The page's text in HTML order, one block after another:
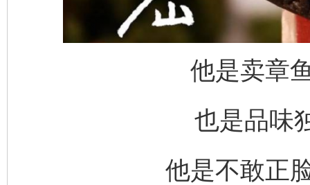
他是卖章
也是品味
他是不敢正